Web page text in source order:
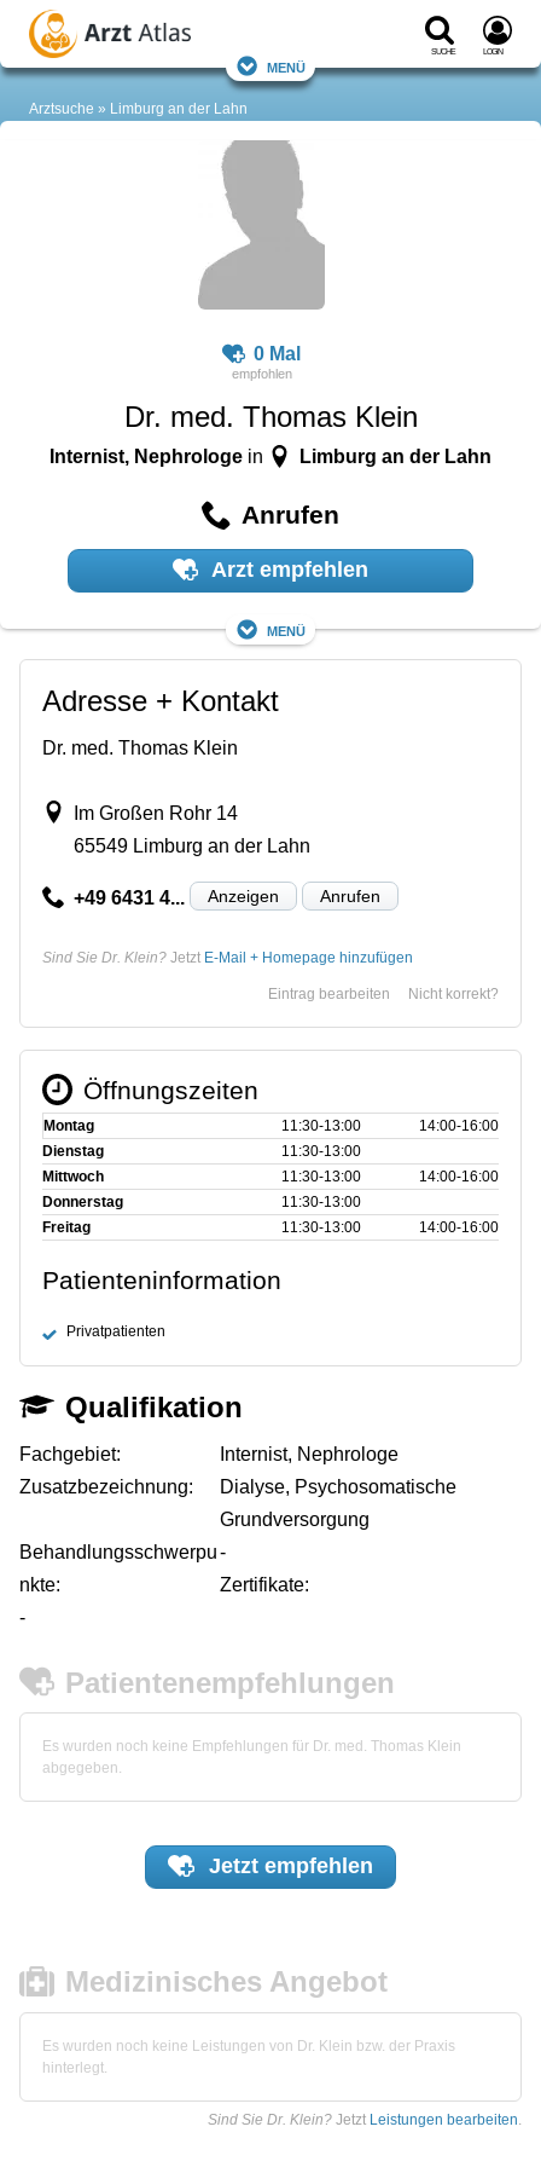
Suche Login
Menü
Arztsuche Limburg an der Lahn
0 Mal
Dr. med. Thomas Klein
Internist, Nephrologe in Limburg an der Lahn
Anrufen
Arzt empfehlen
Menü
Adresse + Kontakt
Dr. med. Thomas Klein
Im Großen Rohr 14
65549 Limburg an der Lahn
+49 6431 4... Anzeigen Anrufen
Sind Sie Dr. Klein? Jetzt E-Mail + Homepage hinzufügen
Nicht korrekt?
Eintrag bearbeiten
Öffnungszeiten
Montag 11:30‑13:00
14:00‑16:00
Dienstag
11:30‑13:00
Mittwoch
11:30‑13:00
14:00‑16:00
Donnerstag
11:30‑13:00
Freitag
11:30‑13:00 14:00‑16:00
Patienteninformation
Privatpatienten
Qualifikation
Fachgebiet:
Internist, Nephrologe
Zusatzbezeichnung:
Dialyse, Psychosomatische
Grundversorgung
Behandlungsschwerpu
nkte:
-
Zertifikate:
-
Patientenempfehlungen
Es wurden noch keine Empfehlungen für Dr. med. Thomas Klein
abgegeben.
Jetzt empfehlen
Medizinisches Angebot
Es wurden noch keine Leistungen von Dr. Klein bzw. der Praxis
hinterlegt.
Sind Sie Dr. Klein? Jetzt Leistungen bearbeiten.